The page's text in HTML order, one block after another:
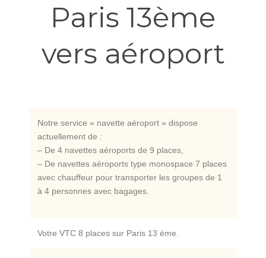
Paris 13ème
vers aéroport
Notre service « navette aéroport » dispose
actuellement de :
– De 4 navettes aéroports de 9 places,
– De navettes aéroports type monospace 7 places
avec chauffeur pour transporter les groupes de 1
à 4 personnes avec bagages.
Votre VTC 8 places sur Paris 13 ème.